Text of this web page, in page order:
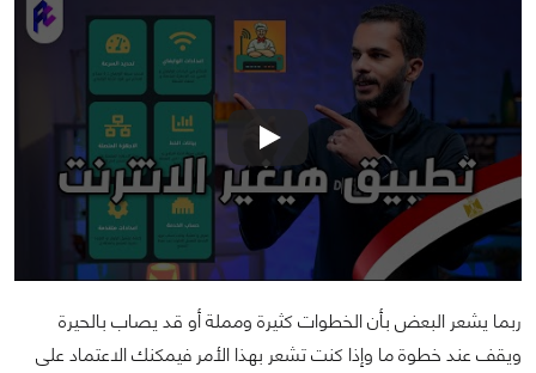
ربما يشعر البعض بأن الخطوات كثيرة ومملة أو قد يصاب بالحيرة
ويقف عند خطوة ما وإذا كنت تشعر بهذا الأمر فيمكنك الاعتماد على